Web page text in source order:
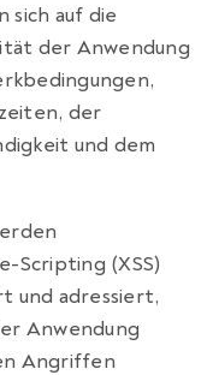
sich auf die
der Anwendung
der
und dem
Scripting (XSS)
und adressiert,
Anwendung
Angriffen